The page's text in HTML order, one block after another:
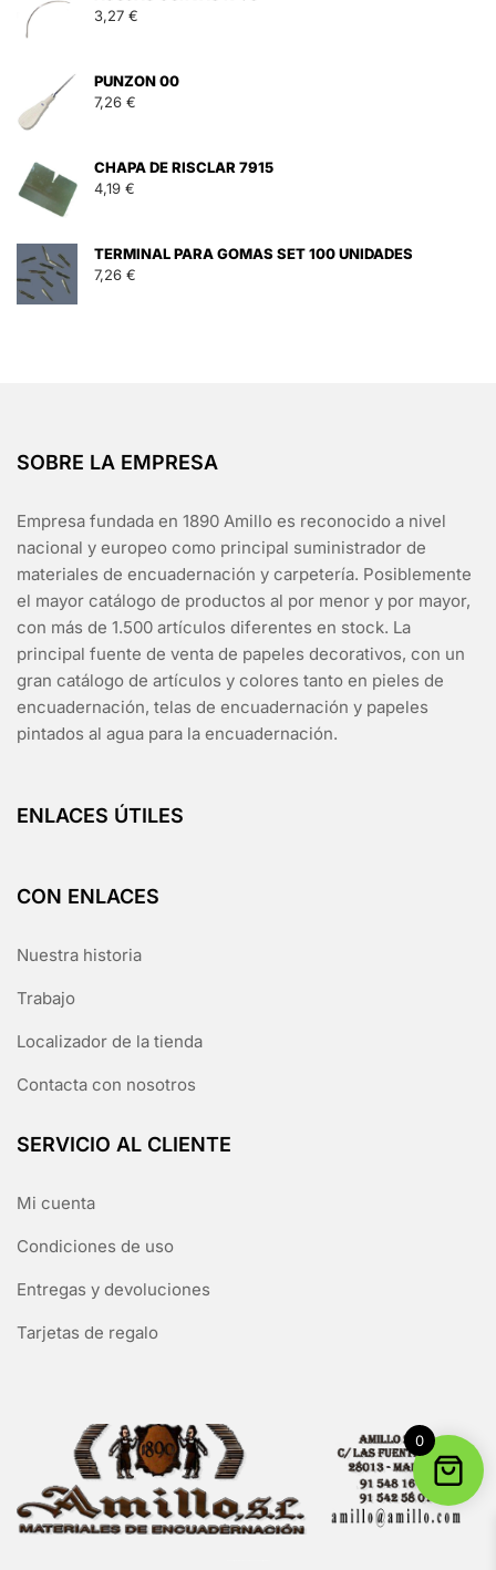
3,27 €
PUNZON 00
7,26 €
CHAPA DE RISCLAR 7915
4,19 €
TERMINAL PARA GOMAS SET 100 UNIDADES
7,26 €
SOBRE LA EMPRESA
Empresa fundada en 1890 Amillo es reconocido a nivel
nacional y europeo como principal suministrador de
materiales de encuadernación y carpetería. Posiblemente
el mayor catálogo de productos al por menor y por mayor,
con más de 1.500 artículos diferentes en stock. La
principal fuente de venta de papeles decorativos, con un
gran catálogo de artículos y colores tanto en pieles de
encuadernación, telas de encuadernación y papeles
pintados al agua para la encuadernación.
ENLACES ÚTILES
CON ENLACES
Nuestra historia
Trabajo
Localizador de la tienda
Contacta con nosotros
SERVICIO AL CLIENTE
Mi cuenta
Condiciones de uso
Entregas y devoluciones
Tarjetas de regalo
0